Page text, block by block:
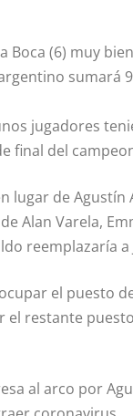
Boca (6) muy
sumará
jugadores
final del
lugar de
Alan Varela,
reemplazaría
el puesto
restante
al arco por